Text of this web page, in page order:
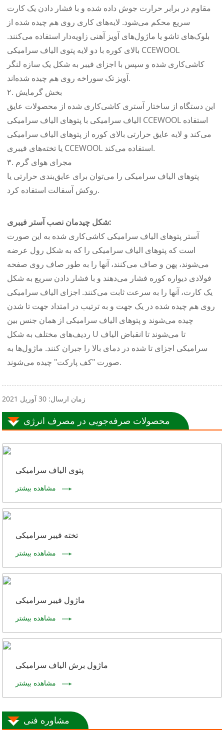
مقاوم در برابر حرارت جوش داده شده و با فشار دادن یک کارت
سریع محکم می‌شود. لایه‌های کاری روی هم چیده شده از
بلوک‌های تاشو یا ماژول‌های آویز آهنی زاویه‌دار استفاده می‌کنند.
بالای کوره با دو لایه پتوی الیاف سرامیکی CCEWOOL
کاشی‌کاری شده و سپس با اجزای فیبر به شکل یک سازه لنگر
آویز تک سوراخه روی هم چیده شده‌اند.
۲. بخش گرمایش
این دستگاه از ساختار آستری کاشی‌کاری شده از محصولات عایق
الیاف سرامیکی با پتوهای الیاف سرامیکی CCEWOOL استفاده
می‌کند و لایه عایق حرارتی بالای کوره از پتوهای الیاف سرامیکی
یا تخته‌های فیبری CCEWOOL استفاده می‌کند.
۳. مجرای هوای گرم
پتوهای الیاف سرامیکی را می‌توان برای عایق‌بندی حرارتی یا
روکش آسفالت استفاده کرد.
شکل چیدمان نصب آستر فیبری:
آستر پتوهای الیاف سرامیکی کاشی‌کاری شده به این صورت
است که پتوهای الیاف سرامیکی را که به شکل رول عرضه
می‌شوند، پهن و صاف می‌کنند، آنها را به طور صاف روی صفحه
فولادی دیواره کوره فشار می‌دهند و با فشار دادن سریع به شکل
یک کارت، آنها را به سرعت ثابت می‌کنند. اجزای الیاف سرامیکی
روی هم چیده شده در یک جهت و به ترتیب در امتداد جهت تا شدن
چیده می‌شوند و پتوهای الیاف سرامیکی از همان جنس بین
ردیف‌های مختلف به شکل U تا می‌شوند تا انقباض الیاف
سرامیکی اجزای تا شده در دمای بالا را جبران کنند. ماژول‌ها به
صورت "کف پارکت" چیده می‌شوند.
زمان ارسال: 30 آوریل 2021
محصولات صرفه‌جویی در مصرف انرژی
پتوی الیاف سرامیکی
مشاهده بیشتر
تخته فیبر سرامیکی
مشاهده بیشتر
ماژول فیبر سرامیکی
مشاهده بیشتر
ماژول برش الیاف سرامیکی
مشاهده بیشتر
مشاوره فنی